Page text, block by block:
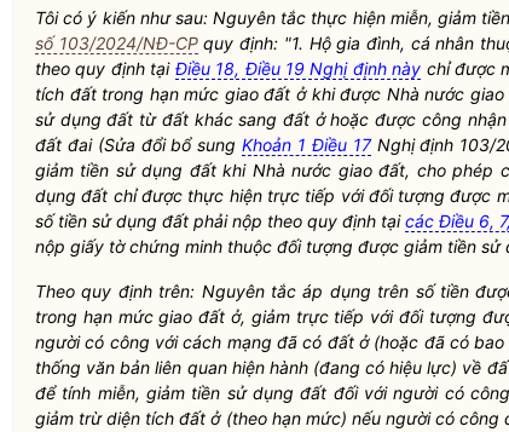
Tôi có ý kiến như sau: Nguyên tắc thực hiện miễn, giảm
số 103/2024/NĐ-CPquy định: "1. Hộ gia đình, cá nhân
theo quy định tại Điều 18, Điều 19 Nghị định này chỉ được
tích đất trong hạn mức giao đất ở khi được Nhà nước
sử dụng đất từ đất khác sang đất ở hoặc được công
đất đai (Sửa đổi bổ sungKhoản 1 Điều 17Nghị định 103/
giảm tiền sử dụng đất khi Nhà nước giao đất, cho phép
dụng đất chỉ được thực hiện trực tiếp với đối tượng được
số tiền sử dụng đất phải nộp theo quy định tạicác Điều 6,
nộp giấy tờ chứng minh thuộc đối tượng được giảm tiền
Theo quy định trên: Nguyên tắc áp dụng trên số tiền
trong hạn mức giao đất ở, giảm trực tiếp với đối tượng
người có công với cách mạng đã có đất ở (hoặc đã có
thống văn bản liên quan hiện hành (đang có hiệu lực) về
để tính miễn, giảm tiền sử dụng đất đối với người có
giảm trừ diện tích đất ở (theo hạn mức) nếu người có